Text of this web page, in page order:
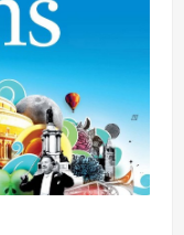
、上傳或張貼的著
訴、請求或求償
時本系統得移除爭
系統公司因此所生